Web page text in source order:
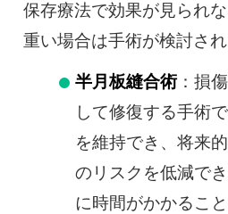
保存療法で効果が見られ
重い場合は手術が検討され
半月板縫合術：損
して修復する手術
を維持でき、将来
のリスクを低減で
に時間がかかること